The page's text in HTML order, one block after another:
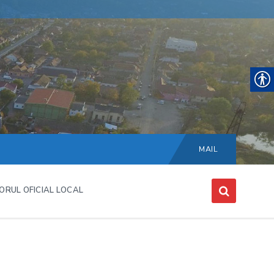
Choose
language:
MAIL
OFICIAL LOCAL